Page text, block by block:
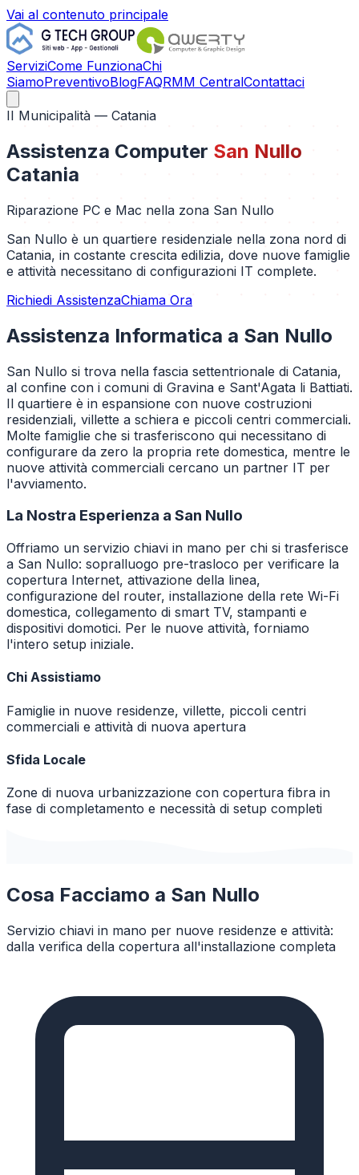
Vai al contenuto principale
ServiziCome FunzionaChi
SiamoPreventivoBlogFAQRMM CentralContattaci
II Municipalità — Catania
Assistenza Computer San Nullo
Catania
Riparazione PC e Mac nella zona San Nullo
San Nullo è un quartiere residenziale nella zona nord di
Catania, in costante crescita edilizia, dove nuove famiglie
e attività necessitano di configurazioni IT complete.
Richiedi AssistenzaChiama Ora
Assistenza Informatica a San Nullo
San Nullo si trova nella fascia settentrionale di Catania,
al confine con i comuni di Gravina e Sant'Agata li Battiati.
Il quartiere è in espansione con nuove costruzioni
residenziali, villette a schiera e piccoli centri commerciali.
Molte famiglie che si trasferiscono qui necessitano di
configurare da zero la propria rete domestica, mentre le
nuove attività commerciali cercano un partner IT per
l'avviamento.
La Nostra Esperienza a San Nullo
Offriamo un servizio chiavi in mano per chi si trasferisce
a San Nullo: sopralluogo pre-trasloco per verificare la
copertura Internet, attivazione della linea,
configurazione del router, installazione della rete Wi-Fi
domestica, collegamento di smart TV, stampanti e
dispositivi domotici. Per le nuove attività, forniamo
l'intero setup iniziale.
Chi Assistiamo
Famiglie in nuove residenze, villette, piccoli centri
commerciali e attività di nuova apertura
Sfida Locale
Zone di nuova urbanizzazione con copertura fibra in
fase di completamento e necessità di setup completi
Cosa Facciamo a San Nullo
Servizio chiavi in mano per nuove residenze e attività:
dalla verifica della copertura all'installazione completa